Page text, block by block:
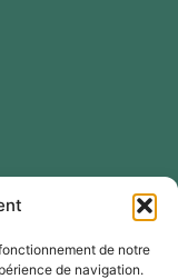
de notre
de navigation.